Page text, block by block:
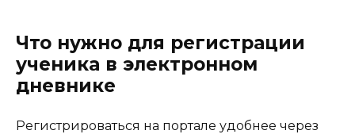
Что нужно для регистрации
ученика в электронном
дневнике
Регистрироваться на портале удобнее через